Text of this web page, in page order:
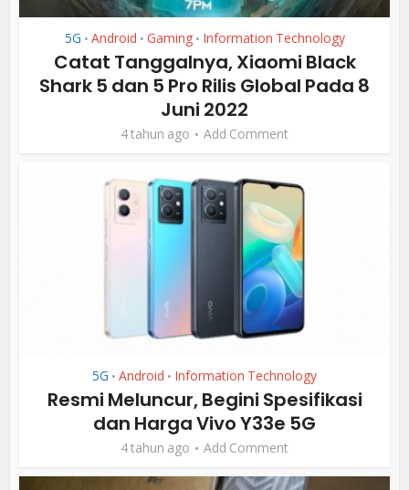
5G • Android • Gaming • Information Technology
Catat Tanggalnya, Xiaomi Black
Shark 5 dan 5 Pro Rilis Global Pada 8
Juni 2022
4 tahun ago Add Comment
5G • Android • Information Technology
Resmi Meluncur, Begini Spesifikasi
dan Harga Vivo Y33e 5G
4 tahun ago Add Comment